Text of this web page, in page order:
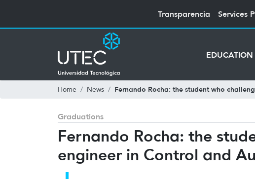
Transparencia Services
EDUCATION
Home News Fernando Rocha: the student who
Graduations
Fernando Rocha: the
engineer in Control and